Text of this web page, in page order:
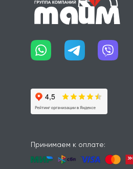
Принимаем к оплате: